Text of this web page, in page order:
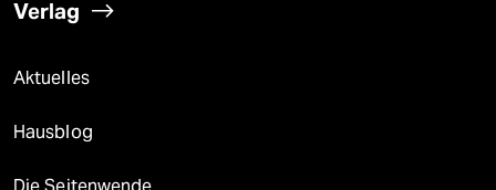
Verlag
Aktuelles
Hausblog
Die Seitenwende